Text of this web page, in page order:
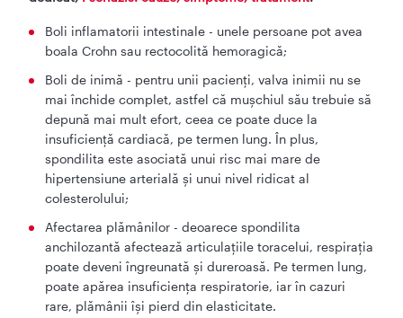
Boli inflamatorii intestinale - unele persoane pot avea
boala Crohn sau rectocolită hemoragică;
Boli de inimă - pentru unii pacienți, valva inimii nu se
mai închide complet, astfel că mușchiul său trebuie să
depună mai mult efort, ceea ce poate duce la
insuficiență cardiacă, pe termen lung. În plus,
spondilita este asociată unui risc mai mare de
hipertensiune arterială și unui nivel ridicat al
colesterolului;
Afectarea plămânilor - deoarece spondilita
anchilozantă afectează articulațiile toracelui, respirația
poate deveni îngreunată și dureroasă. Pe termen lung,
poate apărea insuficiența respiratorie, iar în cazuri
rare, plămânii își pierd din elasticitate.